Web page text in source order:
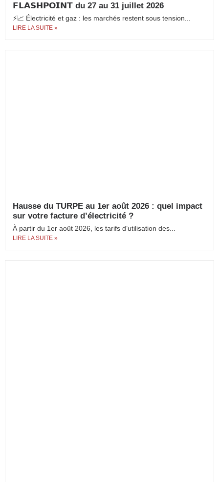
𝗙𝗟𝗔𝗦𝗛𝗣𝗢𝗜𝗡𝗧 du 27 au 31 juillet 2026
⚡📈 Électricité et gaz : les marchés restent sous tension...
LIRE LA SUITE »
Hausse du TURPE au 1er août 2026 : quel impact
sur votre facture d’électricité ?
À partir du 1er août 2026, les tarifs d’utilisation des...
LIRE LA SUITE »